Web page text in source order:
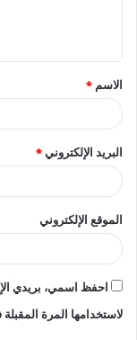
ق
*
الاسم *
البريد الإلكتروني*
الموقع الإلكتروني
احفظ اسمي، بريدي
لاستخدامها المرة